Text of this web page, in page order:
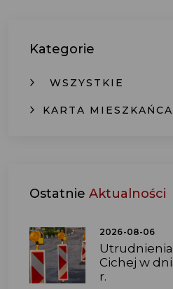
Kategorie
WSZYSTKIE
KARTA MIESZKAŃCA
Ostatnie Aktualności
2026-08-06
Cichej w
r.